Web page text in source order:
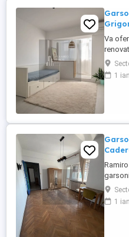
Va
de
1987
1
rondul
7 din
1938.
1